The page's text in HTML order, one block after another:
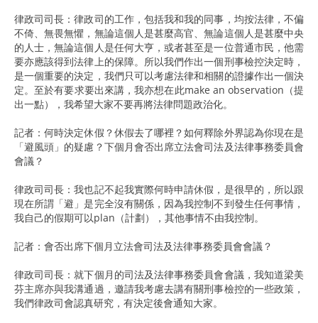
律政司司長：律政司的工作，包括我和我的同事，均按法律，不偏
不倚、無畏無懼，無論這個人是甚麼高官、無論這個人是甚麼中央
的人士，無論這個人是任何大亨，或者甚至是一位普通市民，他需
要亦應該得到法律上的保障。所以我們作出一個刑事檢控決定時，
是一個重要的決定，我們只可以考慮法律和相關的證據作出一個決
定。至於有要求要出來講，我亦想在此make an observation（提
出一點），我希望大家不要再將法律問題政治化。
記者：何時決定休假？休假去了哪裡？如何釋除外界認為你現在是
「避風頭」的疑慮？下個月會否出席立法會司法及法律事務委員會
會議？
律政司司長：我也記不起我實際何時申請休假，是很早的，所以跟
現在所謂「避」是完全沒有關係，因為我控制不到發生任何事情，
我自己的假期可以plan（計劃），其他事情不由我控制。
記者：會否出席下個月立法會司法及法律事務委員會會議？
律政司司長：就下個月的司法及法律事務委員會會議，我知道梁美
芬主席亦與我溝通過，邀請我考慮去講有關刑事檢控的一些政策，
我們律政司會認真研究，有決定後會通知大家。